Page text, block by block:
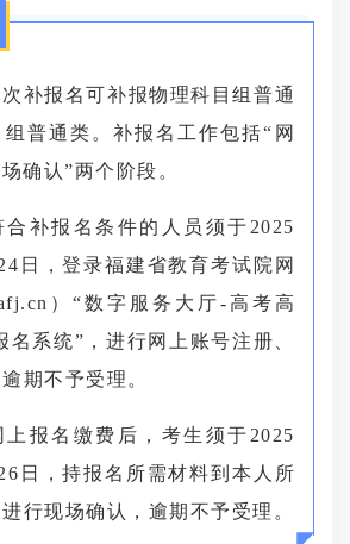
次补报名可补报物理科目组普通
普通类。补报名工作包括“网
确认”两个阶段。
合补报名条件的人员须于2025
日，登录福建省教育考试院网
）“数字服务大厅-高考高
名系统”，进行网上账号注册、
期不予受理。
上报名缴费后，考生须于2025
日，持报名所需材料到本人所
行现场确认，逾期不予受理。